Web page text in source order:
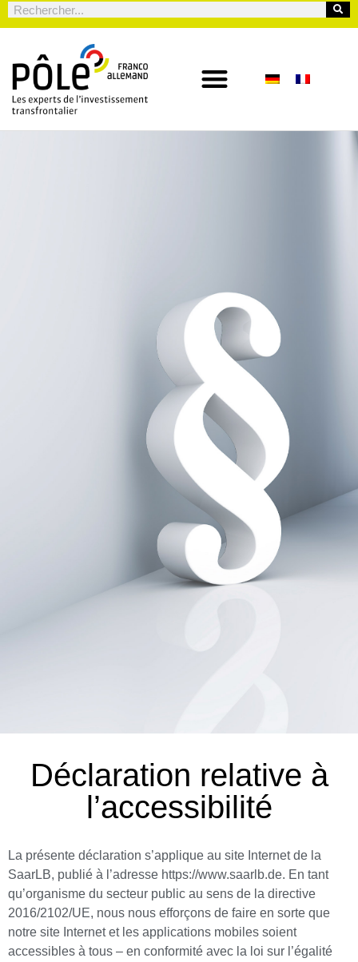
Déclaration relative à
l’accessibilité
La présente déclaration s’applique au site Internet de la
SaarLB, publié à l’adresse https://www.saarlb.de. En tant
qu’organisme du secteur public au sens de la directive
2016/2102/UE, nous nous efforçons de faire en sorte que
notre site Internet et les applications mobiles soient
accessibles à tous – en conformité avec la loi sur l’égalité